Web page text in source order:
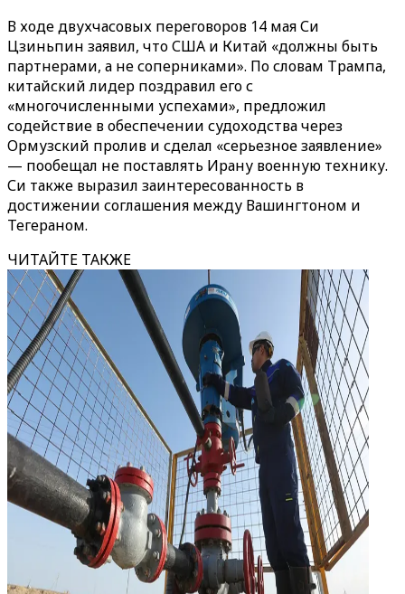
В ходе двухчасовых переговоров 14 мая Си
Цзиньпин заявил, что США и Китай «должны быть
партнерами, а не соперниками». По словам Трампа,
китайский лидер поздравил его с
«многочисленными успехами», предложил
содействие в обеспечении судоходства через
Ормузский пролив и сделал «серьезное заявление»
— пообещал не поставлять Ирану военную технику.
Си также выразил заинтересованность в
достижении соглашения между Вашингтоном и
Тегераном.
ЧИТАЙТЕ ТАКЖЕ